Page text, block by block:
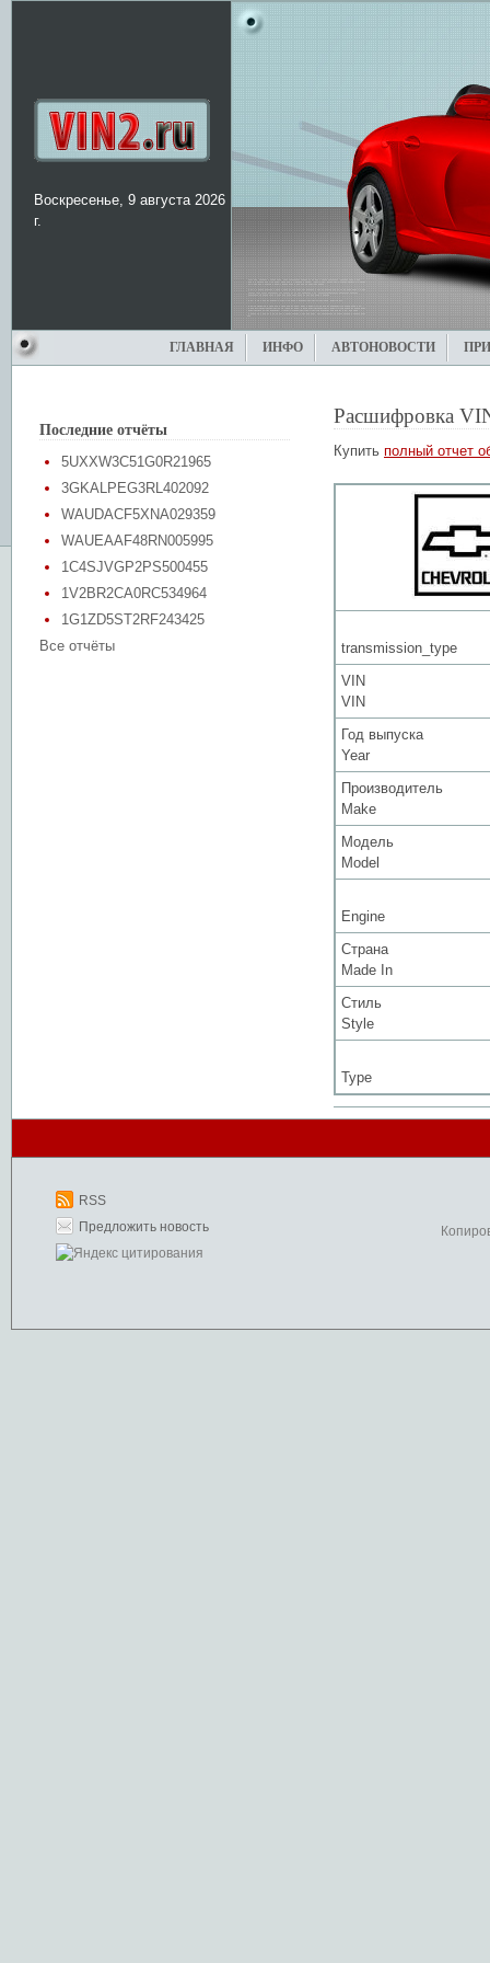
Воскресенье, 9 августа 2026
г.
ГЛАВНАЯ ИНФО АВТОНОВОСТИ
Последние отчёты
5UXXW3C51G0R21965
3GKALPEG3RL402092
WAUDACF5XNA029359
WAUEAAF48RN005995
1C4SJVGP2PS500455
1V2BR2CA0RC534964
1G1ZD5ST2RF243425
Все отчёты
Расшифровка
Купить полный отчет
transmission_type
VIN
VIN
Год выпуска
Year
Производитель
Make
Модель
Model
Engine
Страна
Made In
Стиль
Style
Type
RSS
Предложить новость